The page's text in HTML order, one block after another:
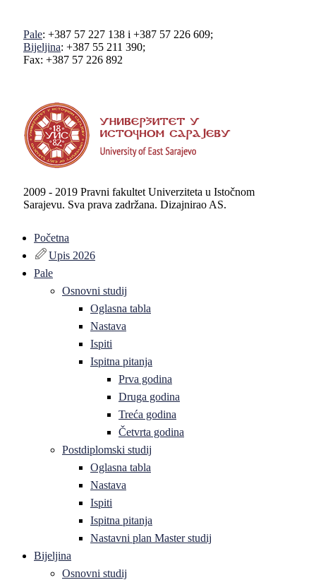
Pale: +387 57 227 138 i +387 57 226 609;
Bijeljina: +387 55 211 390;
Fax: +387 57 226 892
2009 - 2019 Pravni fakultet Univerziteta u Istočnom
Sarajevu. Sva prava zadržana. Dizajnirao AS.
Početna
Upis 2026
Pale
Osnovni studij
Oglasna tabla
Nastava
Ispiti
Ispitna pitanja
Prva godina
Druga godina
Treća godina
Četvrta godina
Postdiplomski studij
Oglasna tabla
Nastava
Ispiti
Ispitna pitanja
Nastavni plan Master studij
Bijeljina
Osnovni studij